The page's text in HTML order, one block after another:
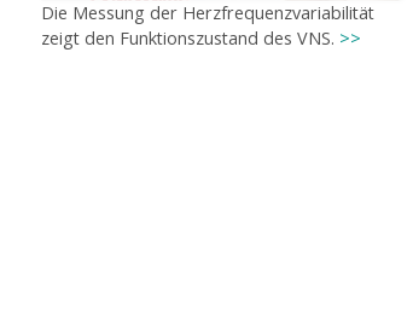
Die Messung der Herzfrequenzvariabilität
zeigt den Funktionszustand des VNS. >>